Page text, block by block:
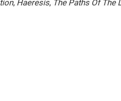
, Haeresis, The Paths Of The